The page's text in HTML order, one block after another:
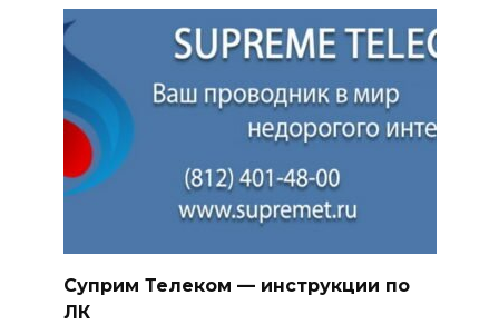
Суприм Телеком — инструкции по
ЛК